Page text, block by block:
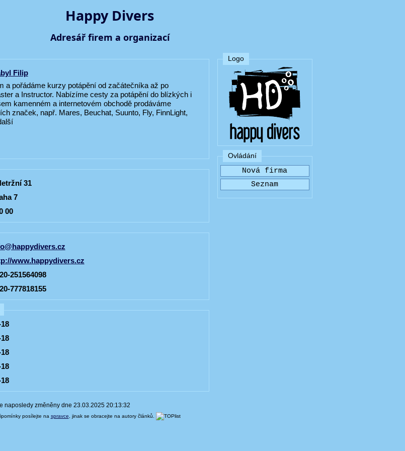
Happy Divers
Adresář firem a organizací
Logo
Ovládání
Filip
a pořádáme kurzy potápění od začátečníka až po
a Instructor. Nabízíme cesty za potápění do blízkých i
kamenném a internetovém obchodě prodáváme
značek, např. Mares, Beuchat, Suunto, Fly, FinnLight,
31
7
00
www.happydivers.cz
251564098
777818155
naposledy změněny dne 23.03.2025 20:13:32
posílejte na spravce , jinak se obracejte na autory článků.